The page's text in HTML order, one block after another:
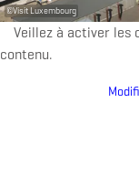
©Visit Luxembourg
Veillez à activer les
contenu.